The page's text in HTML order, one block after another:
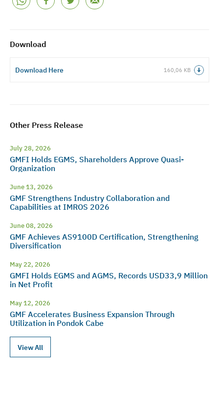
Download
Download Here 160,06 KB
Other Press Release
July 28, 2026
GMFI Holds EGMS, Shareholders Approve Quasi-
Organization
June 13, 2026
GMF Strengthens Industry Collaboration and
Capabilities at IMROS 2026
June 08, 2026
GMF Achieves AS9100D Certification, Strengthening
Diversification
May 22, 2026
GMFI Holds EGMS and AGMS, Records USD33,9 Million
in Net Profit
May 12, 2026
GMF Accelerates Business Expansion Through
Utilization in Pondok Cabe
View All